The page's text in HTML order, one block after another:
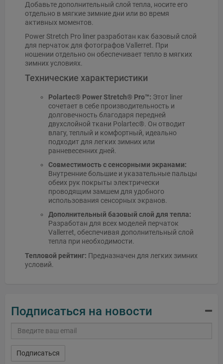
Добавьте дополнительный слой тепла, носите его
отдельно в мягкие зимние дни или во время
активных моментов.
Power Stretch Pro liner разработан как базовый слой
для перчаток для фотографов Vallerret. При
ношении отдельно он обеспечивает тепло в мягких
зимних условиях.
Технические характеристики
Polartec® Power Stretch® Pro™: Этот liner
сочетает в себе производительность и
долговечность благодаря передней
двухслойной ткани Polartec®. Он отводит
влагу, теплый и комфортный, идеально
подходит для легких зимних или
ранневесенних дней.
Совместимость с сенсорными экранами:
Внутренние большие и указательные пальцы
обеих рук покрыты электрически
проводящим замшем для удобного
использования сенсорных экранов.
Дополнительный базовый слой для тепла:
Разработан для всех моделей перчаток
Vallerret, обеспечивая дополнительный слой
тепла при необходимости.
Тепловой рейтинг: Предназначен для легких зимних
условий.
Подписаться на новости
Подписаться